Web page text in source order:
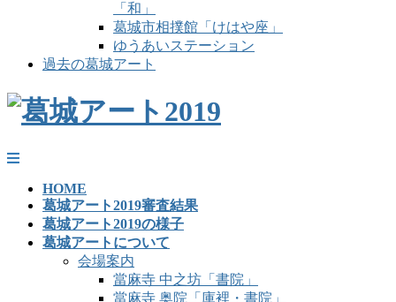
「和」
葛城市相撲館「けはや座」
ゆうあいステーション
過去の葛城アート
HOME
葛城アート2019審査結果
葛城アート2019の様子
葛城アートについて
会場案内
當麻寺 中之坊「書院」
當麻寺 奥院「庫裡・書院」